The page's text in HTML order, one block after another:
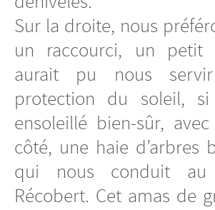
Sur la droite, nous
un raccourci, un petit
aurait pu nous
protection du soleil, si
ensoleillé bien-sûr,
côté, une haie d’arbres
qui nous conduit au
Récobert. Cet amas de